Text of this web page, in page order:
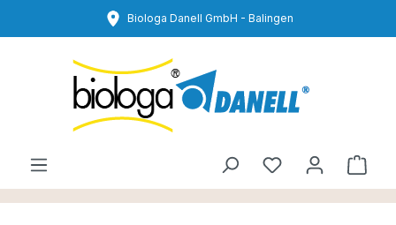
Zum Hauptinhalt springenBiologa Danell GmbH - Balingen
Du hast 0